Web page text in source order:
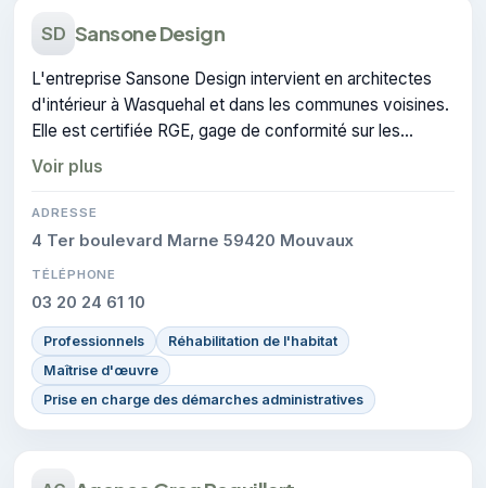
SD Sansone Design
L'entreprise Sansone Design intervient en architectes
d'intérieur à Wasquehal et dans les communes voisines.
Elle est certifiée RGE, gage de conformité sur les
interventions réalisées.
Voir plus
ADRESSE
4 Ter boulevard Marne 59420 Mouvaux
TÉLÉPHONE
03 20 24 61 10
Professionnels
Réhabilitation de l'habitat
Maîtrise d'œuvre
Prise en charge des démarches administratives